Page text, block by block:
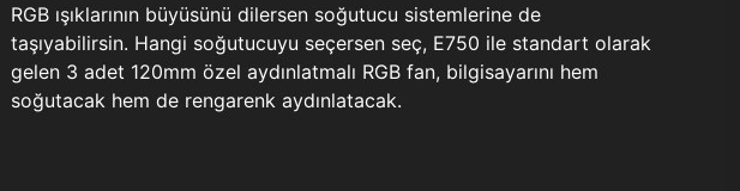
RGB ışıklarının büyüsünü dilersen soğutucu sistemlerine de
taşıyabilirsin. Hangi soğutucuyu seçersen seç, E750 ile standart olarak
gelen 3 adet 120mm özel aydınlatmalı RGB fan, bilgisayarını hem
soğutacak hem de rengarenk aydınlatacak.